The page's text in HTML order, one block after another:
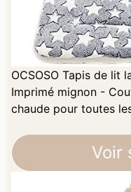
OCSOSO Tapis de lit
Imprimé mignon -
chaude pour toutes
Voir